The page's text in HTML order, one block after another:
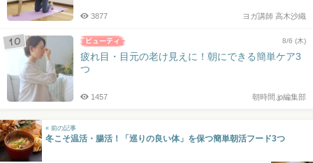
ヨガ講師 高木沙織
3877
8/6 (木)
疲れ目・目元の老け見えに！朝にできる簡単ケア3
つ
朝時間.jp編集部
1457
« 前の記事
冬こそ温活・腸活！「巡りの良い体」を保つ簡単朝活フード3つ